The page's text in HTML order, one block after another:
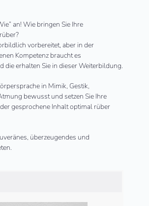
an! Wie bringen Sie Ihre
vorbereitet, aber in der
Kompetenz braucht es
erhalten Sie in dieser Weiterbildung.
in Mimik, Gestik,
bewusst und setzen Sie Ihre
gesprochene Inhalt optimal rüber
überzeugendes und